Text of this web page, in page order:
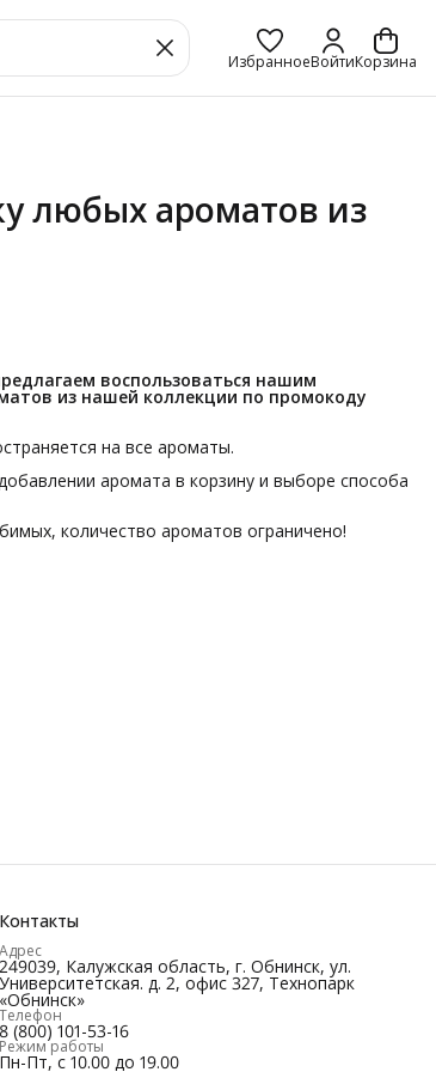
ИзбранноеВойтиКорзина
любых ароматов из
воспользоваться нашим
из нашей коллекции по промокоду
на все ароматы.
аромата в корзину и выборе способа
количество ароматов ограничено!
Контакты
Адрес
249039, Калужская область, г. Обнинск, ул.
Университетская. д. 2, офис 327, Технопарк
«Обнинск»
Телефон
8 (800) 101-53-16
Режим работы
Пн-Пт, с 10.00 до 19.00